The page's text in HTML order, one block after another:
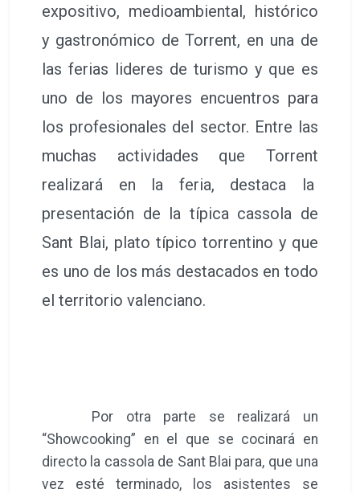
expositivo, medioambiental, histórico
y gastronómico de Torrent, en una de
las ferias lideres de turismo y que es
uno de los mayores encuentros para
los profesionales del sector. Entre las
muchas actividades que Torrent
realizará en la feria, destaca la
presentación de la típica cassola de
Sant Blai, plato típico torrentino y que
es uno de los más destacados en todo
el territorio valenciano.
Por otra parte se realizará un
“Showcooking” en el que se cocinará en
directo la cassola de Sant Blai para, que una
vez esté terminado, los asistentes se